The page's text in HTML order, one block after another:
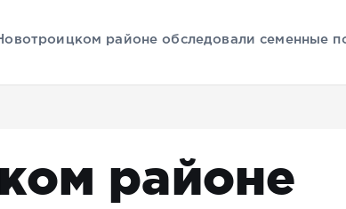
районе обследовали семенные
районе